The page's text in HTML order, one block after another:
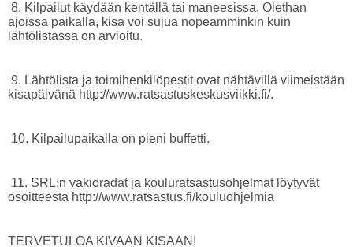
8. Kilpailut käydään kentällä tai maneesissa. Olethan
ajoissa paikalla, kisa voi sujua nopeamminkin kuin
lähtölistassa on arvioitu.
9. Lähtölista ja toimihenkilöpestit ovat nähtävillä viimeistään
kisapäivänä http://www.ratsastuskeskusviikki.fi/.
10. Kilpailupaikalla on pieni buffetti.
11. SRL:n vakioradat ja kouluratsastusohjelmat löytyvät
osoitteesta http://www.ratsastus.fi/kouluohjelmia
TERVETULOA KIVAAN KISAAN!